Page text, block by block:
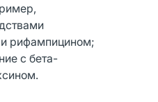
рифампицином;
с бета-